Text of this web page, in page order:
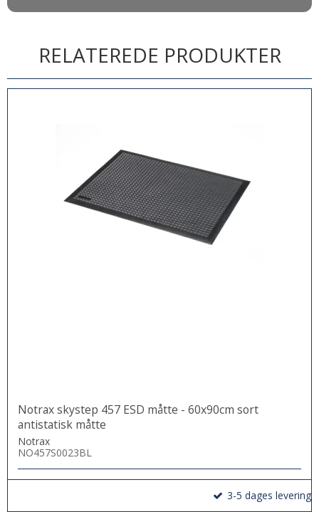
RELATEREDE PRODUKTER
Notrax skystep 457 ESD måtte - 60x90cm sort
antistatisk måtte
Notrax
NO457S0023BL
3-5 dages levering